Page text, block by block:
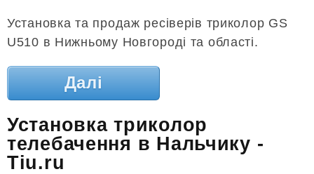
Установка та продаж ресіверів триколор GS
U510 в Нижньому Новгороді та області.
Далі
Установка триколор
телебачення в Нальчику -
Tiu.ru